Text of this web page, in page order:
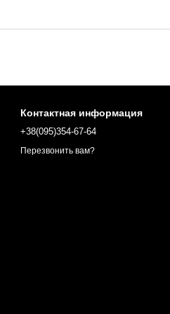
Контактная информация
+38(095)354-67-64
Перезвонить вам?